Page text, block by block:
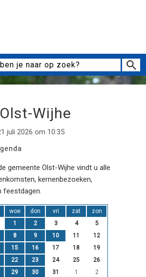
Wijhe
juli 2026 om 10:35
gemeente Olst-Wijhe vindt u alle
kernenbezoeken,
feestdagen.
woe don vri zat
zon
1 2 3 4
5
8 9 10 11
12
15 16 17 18
19
22 23 24 25
26
29 30 31 1 2